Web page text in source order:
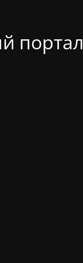
портал